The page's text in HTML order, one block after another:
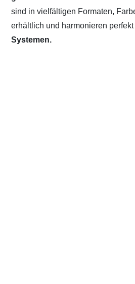
sind in vielfältigen Formaten,
erhältlich und harmonieren
Systemen.